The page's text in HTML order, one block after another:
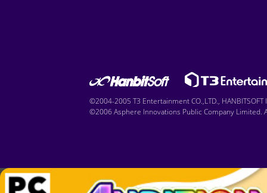
©2004-2005 T3 Entertainment CO.,LTD., HANBITSOFT
©2006 Asphere Innovations Public Company Limited.